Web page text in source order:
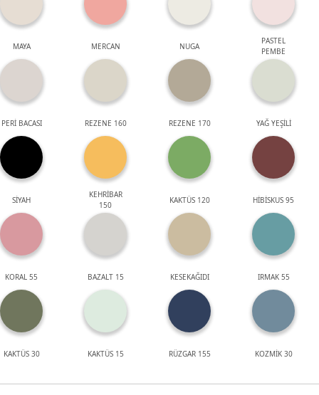
MAYA MERCAN NUGA
PASTEL
PEMBE
PERİ BACASI REZENE 160 REZENE 170 YAĞ YEŞİLİ
SİYAH
KEHRİBAR
150
KAKTÜS 120 HİBİSKUS 95
KORAL 55 BAZALT 15 KESEKAĞIDI IRMAK 55
KAKTÜS 30 KAKTÜS 15 RÜZGAR 155 KOZMİK 30